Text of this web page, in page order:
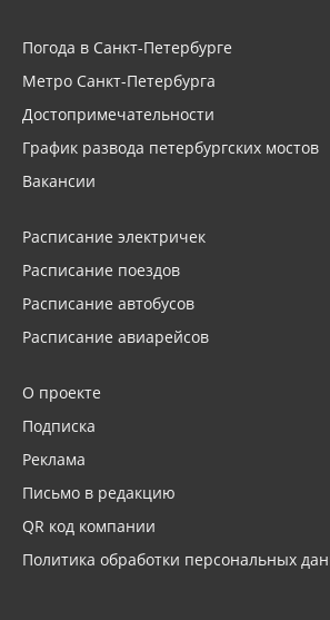
Погода в Санкт-Петербурге
Метро Санкт-Петербурга
Достопримечательности
График развода петербургских мостов
Вакансии
Расписание электричек
Расписание поездов
Расписание автобусов
Расписание авиарейсов
О проекте
Подписка
Реклама
Письмо в редакцию
QR код компании
Политика обработки персональных